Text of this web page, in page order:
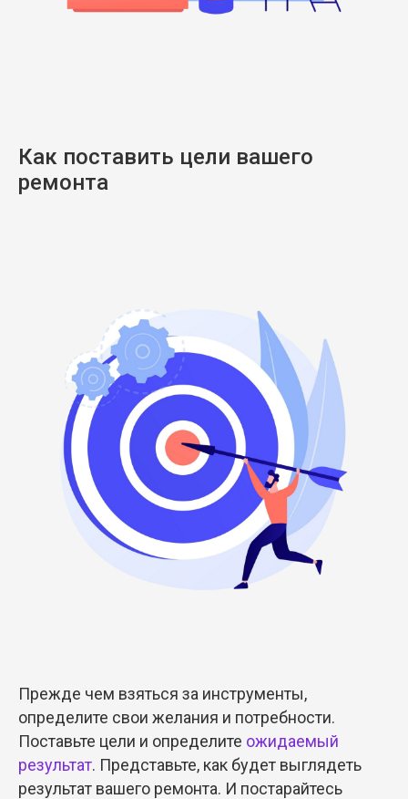
Как поставить цели вашего
ремонта
Прежде чем взяться за инструменты,
определите свои желания и потребности.
Поставьте цели и определите ожидаемый
результат. Представьте, как будет выглядеть
результат вашего ремонта. И постарайтесь